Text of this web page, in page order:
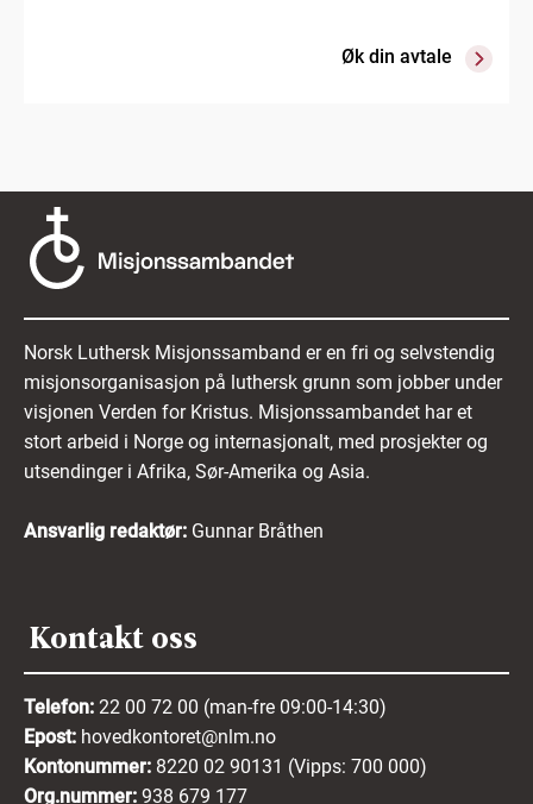
Øk din avtale
Norsk Luthersk Misjonssamband er en fri og selvstendig
misjonsorganisasjon på luthersk grunn som jobber under
visjonen Verden for Kristus. Misjonssambandet har et
stort arbeid i Norge og internasjonalt, med prosjekter og
utsendinger i Afrika, Sør-Amerika og Asia.
Ansvarlig redaktør: Gunnar Bråthen
Kontakt oss
Telefon: 22 00 72 00 (man-fre 09:00-14:30)
Epost: hovedkontoret@nlm.no
Kontonummer: 8220 02 90131 (Vipps: 700 000)
Org.nummer: 938 679 177